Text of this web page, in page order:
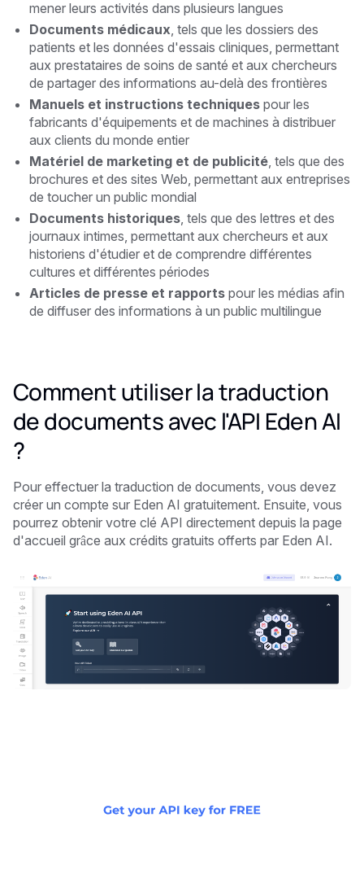
mener leurs activités dans plusieurs langues
Documents médicaux , tels que les dossiers des
patients et les données d'essais cliniques, permettant
aux prestataires de soins de santé et aux chercheurs
de partager des informations au-delà des frontières
Manuels et instructions techniques pour les
fabricants d'équipements et de machines à distribuer
aux clients du monde entier
Matériel de marketing et de publicité , tels que des
brochures et des sites Web, permettant aux entreprises
de toucher un public mondial
Documents historiques , tels que des lettres et des
journaux intimes, permettant aux chercheurs et aux
historiens d'étudier et de comprendre différentes
cultures et différentes périodes
Articles de presse et rapports pour les médias afin
de diffuser des informations à un public multilingue
Comment utiliser la traduction
de documents avec l'API Eden AI
?
Pour effectuer la traduction de documents, vous devez
créer un compte sur Eden AI gratuitement. Ensuite, vous
pourrez obtenir votre clé API directement depuis la page
d'accueil grâce aux crédits gratuits offerts par Eden AI.